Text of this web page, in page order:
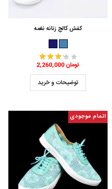
کفش کالج زنانه نغمه
2,260,000 تومان
توضیحات و خرید
اتمام موجودی